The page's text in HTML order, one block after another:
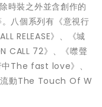
時裝之外並含創作的
八個系列有《意視行
RELEASE》、《城
CALL 72》、《噤聲
The fast love》、
流動The Touch Of W